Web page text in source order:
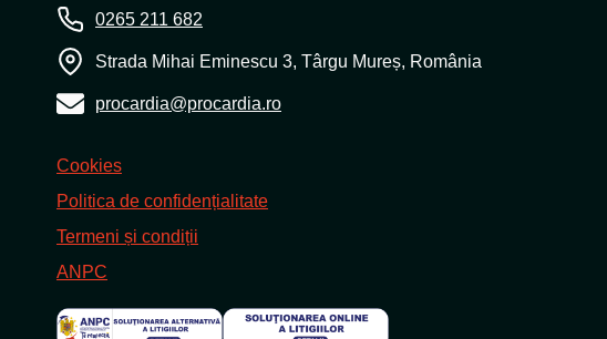
0265 211 682
Strada Mihai Eminescu 3, Târgu Mureș, România
procardia@procardia.ro
Cookies
Politica de confidențialitate
Termeni și condiții
ANPC